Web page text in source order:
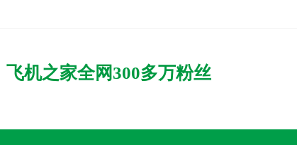
飞机之家全网300多万粉丝